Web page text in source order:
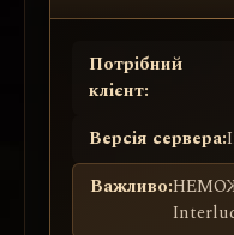
Потрібний
клієнт:
Версія сервера:
Важливо: